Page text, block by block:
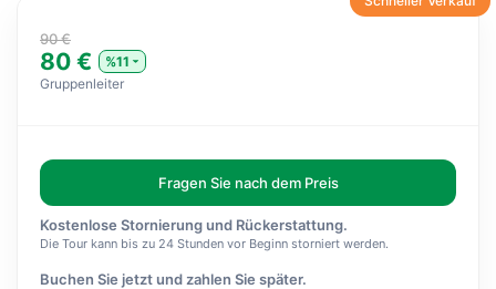
90 €
80 €
%11
Gruppenleiter
Fragen Sie nach dem Preis
Kostenlose Stornierung und Rückerstattung.
Die Tour kann bis zu 24 Stunden vor Beginn storniert werden.
Buchen Sie jetzt und zahlen Sie später.